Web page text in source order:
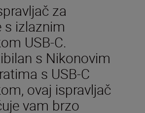
za
s izlaznim
USB-C.
s Nikonovim
s USB-C
ovaj ispravljač
vam brzo